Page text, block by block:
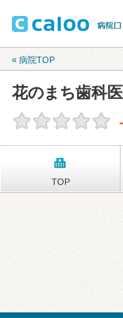
« 病院TOP
花のまち歯科
TOP